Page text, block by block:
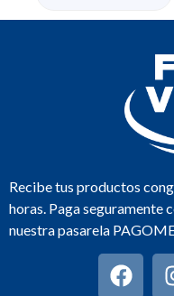
Recibe tus productos
horas. Paga seguramente
nuestra pasarela